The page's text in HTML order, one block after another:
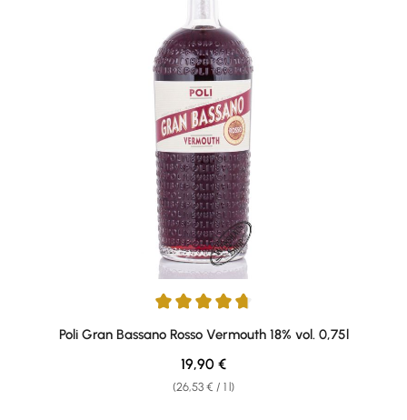
Average rating of 4.83 out of 5 stars
Poli Gran Bassano Rosso Vermouth 18% vol. 0,75l
(26,53 € / 1 l)
Regular price:
19,90 €